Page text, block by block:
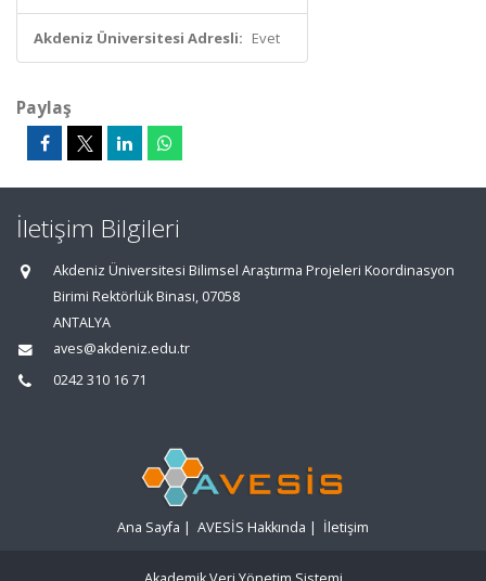
Akdeniz Üniversitesi Adresli: Evet
Paylaş
İletişim Bilgileri
Akdeniz Üniversitesi Bilimsel Araştırma Projeleri Koordinasyon
Birimi Rektörlük Binası, 07058
ANTALYA
aves@akdeniz.edu.tr
0242 310 16 71
Ana Sayfa | AVESİS Hakkında | İletişim